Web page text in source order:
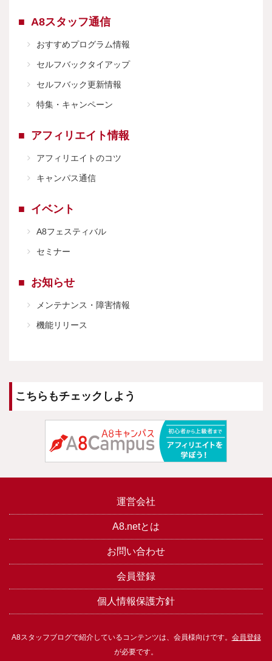
A8スタッフ通信
おすすめプログラム情報
セルフバックタイアップ
セルフバック更新情報
特集・キャンペーン
アフィリエイト情報
アフィリエイトのコツ
キャンパス通信
イベント
A8フェスティバル
セミナー
お知らせ
メンテナンス・障害情報
機能リリース
こちらもチェックしよう
運営会社
A8.netとは
お問い合わせ
会員登録
個人情報保護方針
A8スタッフブログで紹介しているコンテンツは、会員様向けです。 会員登録
が必要です。